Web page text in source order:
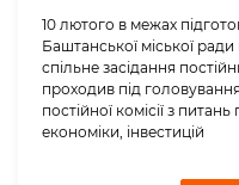
10 лютого в межах
Баштанської міської
спільне засідання
проходив під
постійної комісії з
економіки, інвестицій